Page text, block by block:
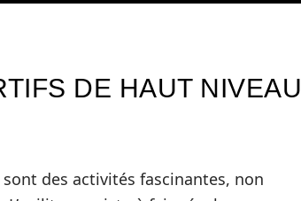
DE HAUT NIVEAU
sont des activités fascinantes, non